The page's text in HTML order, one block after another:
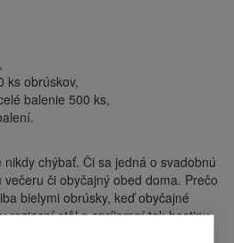
ks obrúskov,
balenie 500 ks,
chýbať. Či sa jedná o svadobnú
či obyčajný obed doma. Prečo
bielymi obrúsky, keď obyčajné
rozjasní stôl a spríjemní tak hostinu,
inšpiruje vaše hostí.